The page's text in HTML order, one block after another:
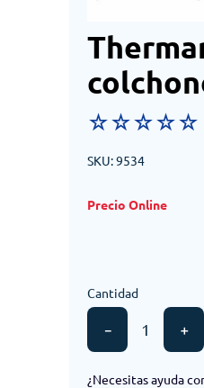
☆☆☆☆☆
SKU:9534
Cantidad
＋
－
¿Necesitas ayuda